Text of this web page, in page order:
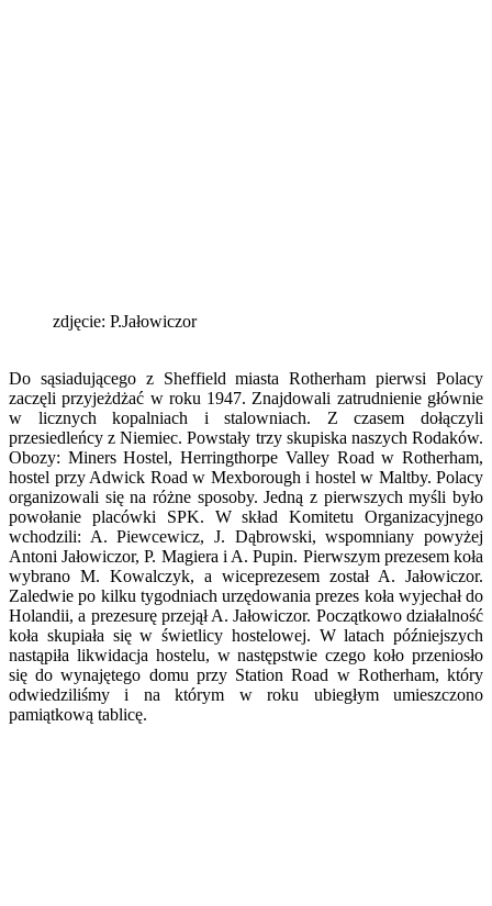
zdjęcie: P.Jałowiczor
Do sąsiadującego z Sheffield miasta Rotherham pierwsi Polacy
zaczęli przyjeżdżać w roku 1947. Znajdowali zatrudnienie głównie
w licznych kopalniach i stalowniach. Z czasem dołączyli
przesiedleńcy z Niemiec. Powstały trzy skupiska naszych Rodaków.
Obozy: Miners Hostel, Herringthorpe Valley Road w Rotherham,
hostel przy Adwick Road w Mexborough i hostel w Maltby. Polacy
organizowali się na różne sposoby. Jedną z pierwszych myśli było
powołanie placówki SPK. W skład Komitetu Organizacyjnego
wchodzili: A. Piewcewicz, J. Dąbrowski, wspomniany powyżej
Antoni Jałowiczor, P. Magiera i A. Pupin. Pierwszym prezesem koła
wybrano M. Kowalczyk, a wiceprezesem został A. Jałowiczor.
Zaledwie po kilku tygodniach urzędowania prezes koła wyjechał do
Holandii, a prezesurę przejął A. Jałowiczor. Początkowo działalność
koła skupiała się w świetlicy hostelowej. W latach późniejszych
nastąpiła likwidacja hostelu, w następstwie czego koło przeniosło
się do wynajętego domu przy Station Road w Rotherham, który
odwiedziliśmy i na którym w roku ubiegłym umieszczono
pamiątkową tablicę.